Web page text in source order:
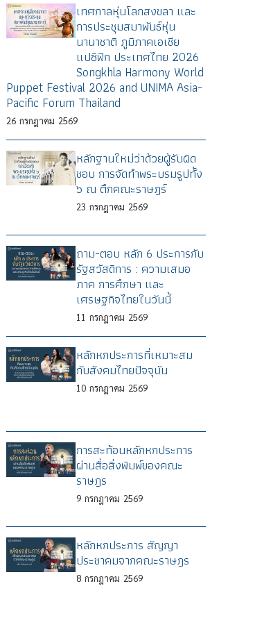
เทศกาลหุ่นโลกสงขลา และ
การประชุมสมาพันธ์หุ่น
นานาชาติ ภูมิภาคเอเชีย
แปซิฟิก ประเทศไทย 2026
Songkhla Harmony World
Puppet Festival 2026 and UNIMA Asia-
Pacific Forum Thailand
26 กรกฎาคม 2569
หลักฐานใหม่ว่าด้วยผู้รับผิด
ชอบ การจัดทำพระบรมรูปทั้ง
๖ ณ ตึกคณะราษฎร์
23 กรกฎาคม 2569
ถาม-ตอบ หลัก 6 ประการกับ
รัฐสวัสดิการ : ความเสมอ
ภาค การศึกษา และ
เศรษฐกิจไทยในวันนี้
11 กรกฎาคม 2569
หลักหกประการที่เหมาะสม
กับสังคมไทยปัจจุบัน
10 กรกฎาคม 2569
การสะท้อนหลักหกประการ
ผ่านสื่อสิ่งพิมพ์ของคณะ
ราษฎร
9 กรกฎาคม 2569
หลักหกประการ สัญญา
ประชาคมจากคณะราษฎร
8 กรกฎาคม 2569